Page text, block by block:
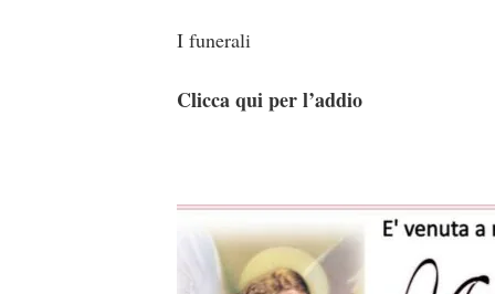
I funerali
Clicca qui per l’addio